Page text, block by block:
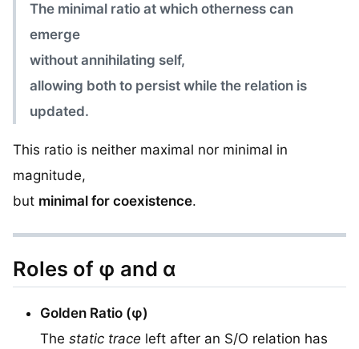
The minimal ratio at which otherness can
emerge
without annihilating self,
allowing both to persist while the relation is
updated.
This ratio is neither maximal nor minimal in
magnitude,
but minimal for coexistence.
Roles of φ and α
Golden Ratio (φ)
The static trace left after an S/O relation has